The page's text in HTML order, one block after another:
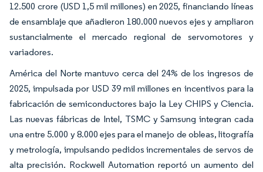
12.500 crore (USD 1,5 mil millones) en 2025, financiando líneas
de ensamblaje que añadieron 180.000 nuevos ejes y ampliaron
sustancialmente el mercado regional de servomotores y
variadores.
América del Norte mantuvo cerca del 24% de los ingresos de
2025, impulsada por USD 39 mil millones en incentivos para la
fabricación de semiconductores bajo la Ley CHIPS y Ciencia.
Las nuevas fábricas de Intel, TSMC y Samsung integran cada
una entre 5.000 y 8.000 ejes para el manejo de obleas, litografía
y metrología, impulsando pedidos incrementales de servos de
alta precisión. Rockwell Automation reportó un aumento del